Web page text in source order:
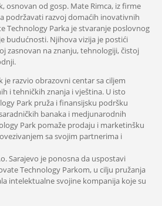
osnovan od gosp. Mate Rimca, iz firme
podržavati razvoj domaćih inovativnih
Technology Parka je stvaranje poslovnog
budućnosti. Njihova vizija je postići
zasnovan na znanju, tehnologiji, čistoj
je razvio obrazovni centar sa ciljem
i tehničkih znanja i vještina. U isto
Park pruža i finansijsku podršku
banaka i medjunarodnih
Park pomaže prodaju i marketinšku
sa svojim partnerima i
Sarajevo je ponosna da uspostavi
Technology Parkom, u cilju pružanja
intelektualne svojine kompanija koje su